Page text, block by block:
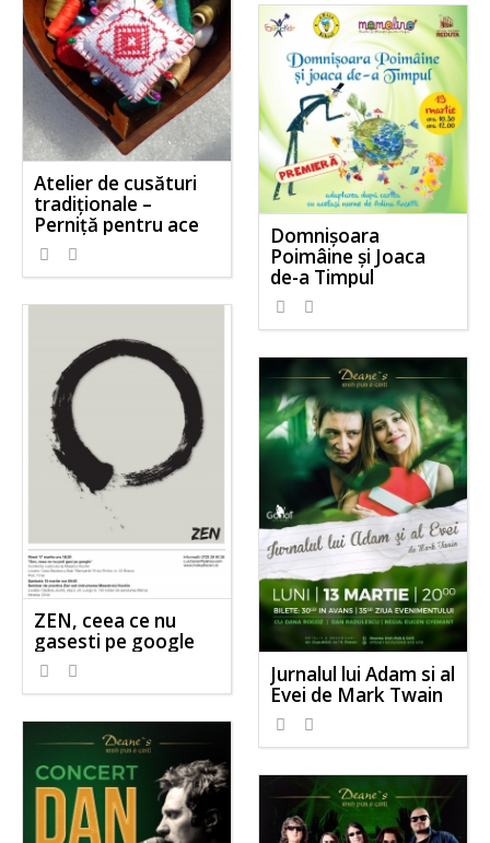
Atelier de cusături
tradiționale –
Perniță pentru ace
Domnișoara
Poimâine și Joaca
de-a Timpul
ZEN, ceea ce nu
gasesti pe google
Jurnalul lui Adam si al
Evei de Mark Twain